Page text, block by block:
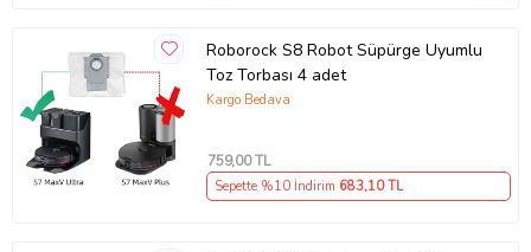
Roborock S8 Robot Süpürge Uyumlu
Toz Torbası 4 adet
Kargo Bedava
759,00 TL
Sepette %10 İndirim 683,10 TL